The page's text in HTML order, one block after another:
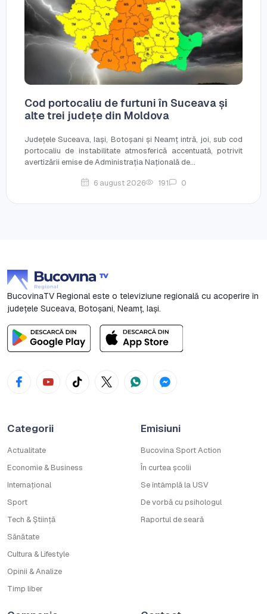
Cod portocaliu de furtuni în Suceava și
alte trei județe din Moldova
Județele Suceava, Iași, Botoșani și Neamț intră, joi, sub cod
portocaliu de instabilitate atmosferică accentuată, potrivit
avertizării emise de Administrația Națională de...
6 august 2026 191 0
BucovinaTV Regional este o televiziune regională cu acoperire în
județele Suceava, Botoşani, Neamț, Iași.
Categorii
Actualitate
Economie & Business
Internațional
Sport
Tech & Știință
Sănătate
Cultura & Lifestyle
Opinii & Analize
Timp liber
Emisiuni
Bucovina Sport Action
În curtea școlii
Se întâmplă la USV
De vorbă cu psihologul
Raportul de seară